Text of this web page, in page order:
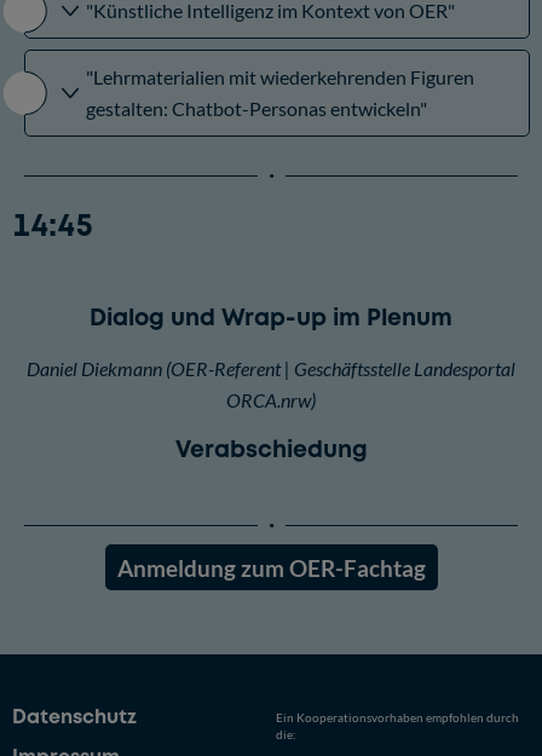
"Künstliche Intelligenz im Kontext von OER"
"Lehrmaterialien mit wiederkehrenden Figuren
gestalten: Chatbot-Personas entwickeln"
14:45
Dialog und Wrap-up im Plenum
Daniel Diekmann (OER-Referent | Geschäftsstelle Landesportal
ORCA.nrw)
Verabschiedung
Anmeldung zum OER-Fachtag
Datenschutz
Ein Kooperationsvorhaben empfohlen durch
die: